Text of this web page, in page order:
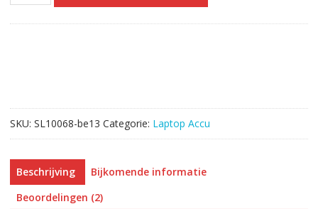
SKU: SL10068-be13 Categorie: Laptop Accu
Beschrijving
Bijkomende informatie
Beoordelingen (2)